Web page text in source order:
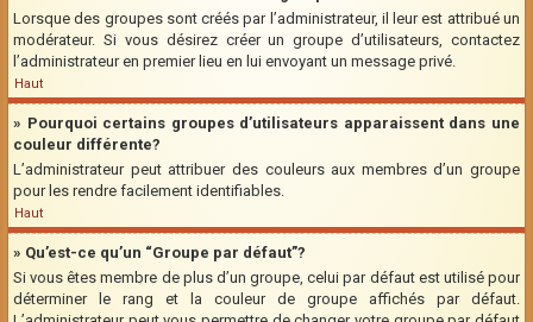
Lorsque des groupes sont créés par l’administrateur, il leur est attribué un
modérateur. Si vous désirez créer un groupe d’utilisateurs, contactez
l’administrateur en premier lieu en lui envoyant un message privé.
Haut
» Pourquoi certains groupes d’utilisateurs apparaissent dans une
couleur différente?
L’administrateur peut attribuer des couleurs aux membres d’un groupe
pour les rendre facilement identifiables.
Haut
» Qu’est-ce qu’un “Groupe par défaut”?
Si vous êtes membre de plus d’un groupe, celui par défaut est utilisé pour
déterminer le rang et la couleur de groupe affichés par défaut.